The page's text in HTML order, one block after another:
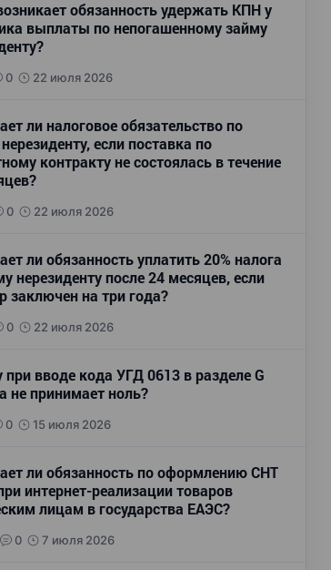
обязанность удержать КПН у
выплаты по непогашенному займу
0 22 июля 2026
ли налоговое обязательство по
если поставка по
контракту не состоялась в течение
0 22 июля 2026
ли обязанность уплатить 20% налога
нерезиденту после 24 месяцев, если
заключен на три года?
0 22 июля 2026
при вводе кода УГД 0613 в разделе G
не принимает ноль?
0 15 июля 2026
ли обязанность по оформлению СНТ
интернет-реализации товаров
лицам в государства ЕАЭС?
0 7 июля 2026